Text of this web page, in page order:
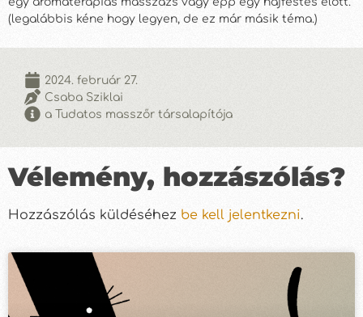
(legalábbis kéne hogy legyen, de ez már másik téma.)
2024. február 27.
Csaba Sziklai
a Tudatos masszőr társalapítója
Vélemény, hozzászólás?
Hozzászólás küldéséhez be kell jelentkezni.